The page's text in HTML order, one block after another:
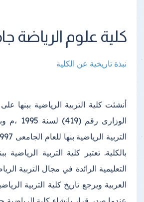
كلية علوم الرياضة
نبذة تاريخية عن الكلية
أنشئت كلية التربية الرياضية ببنها
الوزارى
بالكلية. تعتبر كلية التربية
التعليمية الرائدة في مجال التربية
العربية